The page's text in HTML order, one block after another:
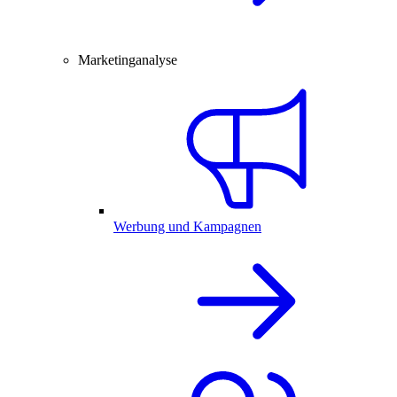
Marketinganalyse
Werbung und Kampagnen